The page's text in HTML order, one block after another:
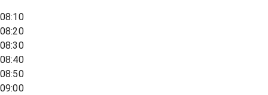
08:10
08:20
08:30
08:40
08:50
09:00